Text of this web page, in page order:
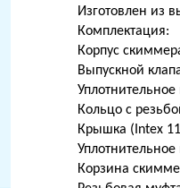
Изготовлен из
Комплектация:
Корпус
Выпускной
Кольцо с
Крышка (Intex
Корзина